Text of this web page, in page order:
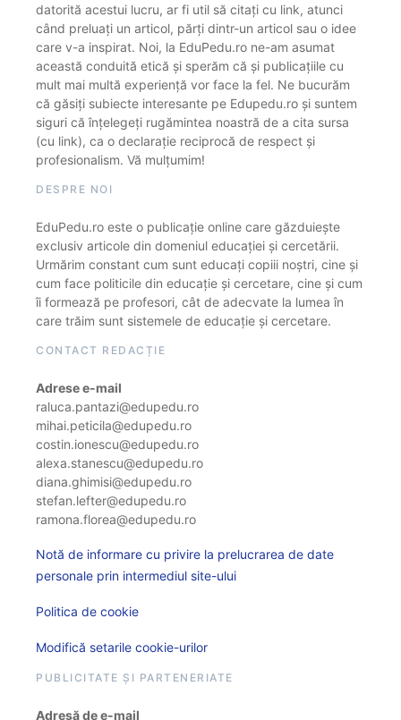
datorită acestui lucru, ar fi util să citați cu link, atunci
când preluați un articol, părți dintr-un articol sau o idee
care v-a inspirat. Noi, la EduPedu.ro ne-am asumat
această conduită etică și sperăm că și publicațiile cu
mult mai multă experiență vor face la fel. Ne bucurăm
că găsiți subiecte interesante pe Edupedu.ro și suntem
siguri că înțelegeți rugămintea noastră de a cita sursa
(cu link), ca o declarație reciprocă de respect și
profesionalism. Vă mulțumim!
DESPRE NOI
EduPedu.ro este o publicație online care găzduiește
exclusiv articole din domeniul educației și cercetării.
Urmărim constant cum sunt educați copiii noștri, cine și
cum face politicile din educație și cercetare, cine și cum
îi formează pe profesori, cât de adecvate la lumea în
care trăim sunt sistemele de educație și cercetare.
CONTACT REDACȚIE
Adrese e-mail
raluca.pantazi@edupedu.ro
mihai.peticila@edupedu.ro
costin.ionescu@edupedu.ro
alexa.stanescu@edupedu.ro
diana.ghimisi@edupedu.ro
stefan.lefter@edupedu.ro
ramona.florea@edupedu.ro
Notă de informare cu privire la prelucrarea de date
personale prin intermediul site-ului
Politica de cookie
Modifică setarile cookie-urilor
PUBLICITATE ȘI PARTENERIATE
Adresă de e-mail